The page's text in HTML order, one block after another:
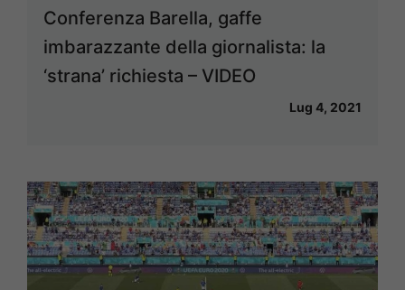
Conferenza Barella, gaffe
imbarazzante della giornalista: la
‘strana’ richiesta – VIDEO
Lug 4, 2021